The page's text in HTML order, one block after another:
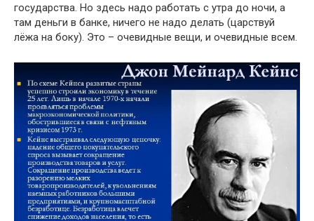
государства. Но здесь надо работать с утра до ночи, а
там деньги в банке, ничего не надо делать (царствуй
лёжа на боку). Это – очевидные вещи, и очевидные всем.